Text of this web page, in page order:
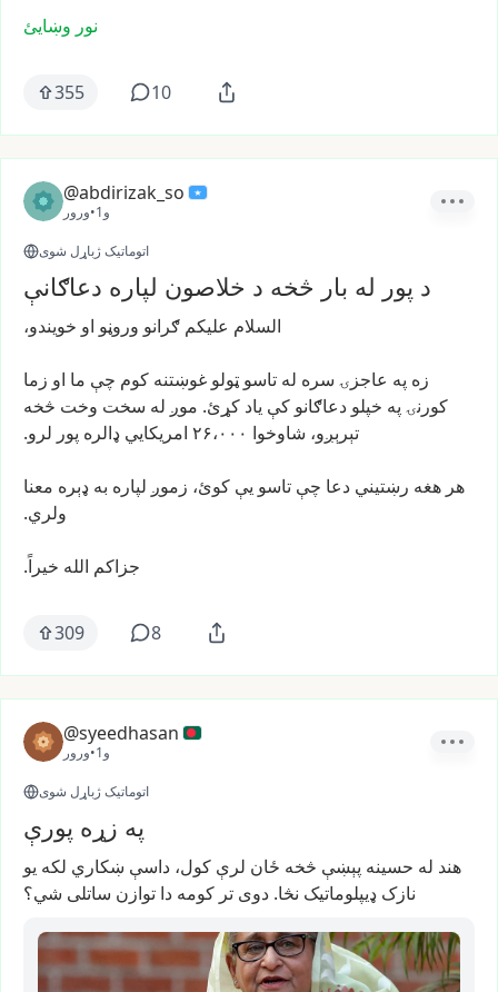
نور وښایئ
355 10
@abdirizak_so
ورور• 1و
اتوماتیک ژباړل شوی
د پور له بار څخه د خلاصون لپاره دعاګانې
السلام علیکم ګرانو وروڼو او خویندو،
زه په عاجزۍ سره له تاسو ټولو غوښتنه کوم چې ما او زما
کورنۍ په خپلو دعاګانو کې یاد کړئ. موږ له سخت وخت څخه
تېرېږو، شاوخوا ۲۶،۰۰۰ امریکايي ډالره پور لرو.
هر هغه رښتیني دعا چې تاسو یې کوئ، زموږ لپاره به ډېره معنا
ولري.
جزاکم الله خیراً.
309 8
@syeedhasan
ورور• 1و
اتوماتیک ژباړل شوی
په زړه پورې
هند له حسینه پېښې څخه ځان لرې کول، داسې ښکاري لکه یو
نازک ډیپلوماتیک نڅا. دوی تر کومه دا توازن ساتلی شي؟